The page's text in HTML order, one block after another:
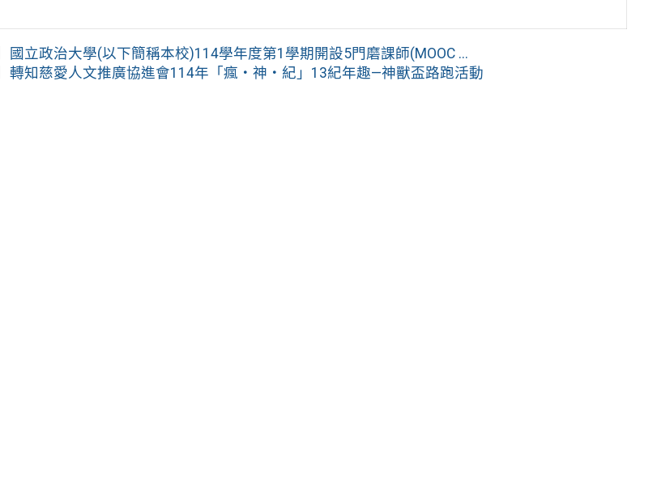
國立政治大學(以下簡稱本校)114學年度第1學期開設5門磨課師(MOOC ...
轉知慈愛人文推廣協進會114年「瘋‧神‧紀」13紀年趣—神獸盃路跑活動